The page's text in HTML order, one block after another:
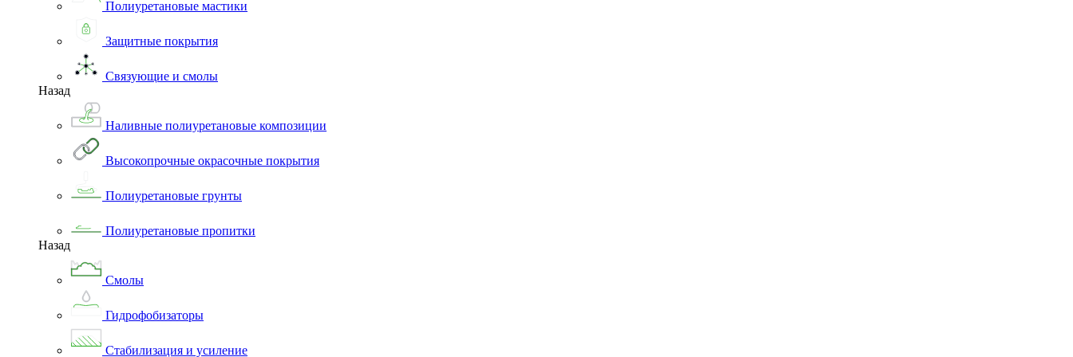
Полиуретановые мастики
Защитные покрытия
Связующие и смолы
Назад
Наливные полиуретановые композиции
Высокопрочные окрасочные покрытия
Полиуретановые грунты
Полиуретановые пропитки
Назад
Смолы
Гидрофобизаторы
Стабилизация и усиление